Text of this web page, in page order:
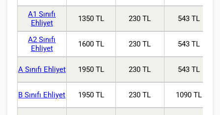
A1 Sınıfı
Ehliyet
1350 TL 230 TL 543 TL
A2 Sınıfı
Ehliyet
1600 TL 230 TL 543 TL
A Sınıfı Ehliyet 1950 TL 230 TL 543 TL
B Sınıfı Ehliyet 1950 TL 230 TL 1090 TL